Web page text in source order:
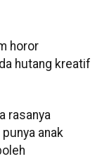
horor
hutang kreatif
rasanya
anak